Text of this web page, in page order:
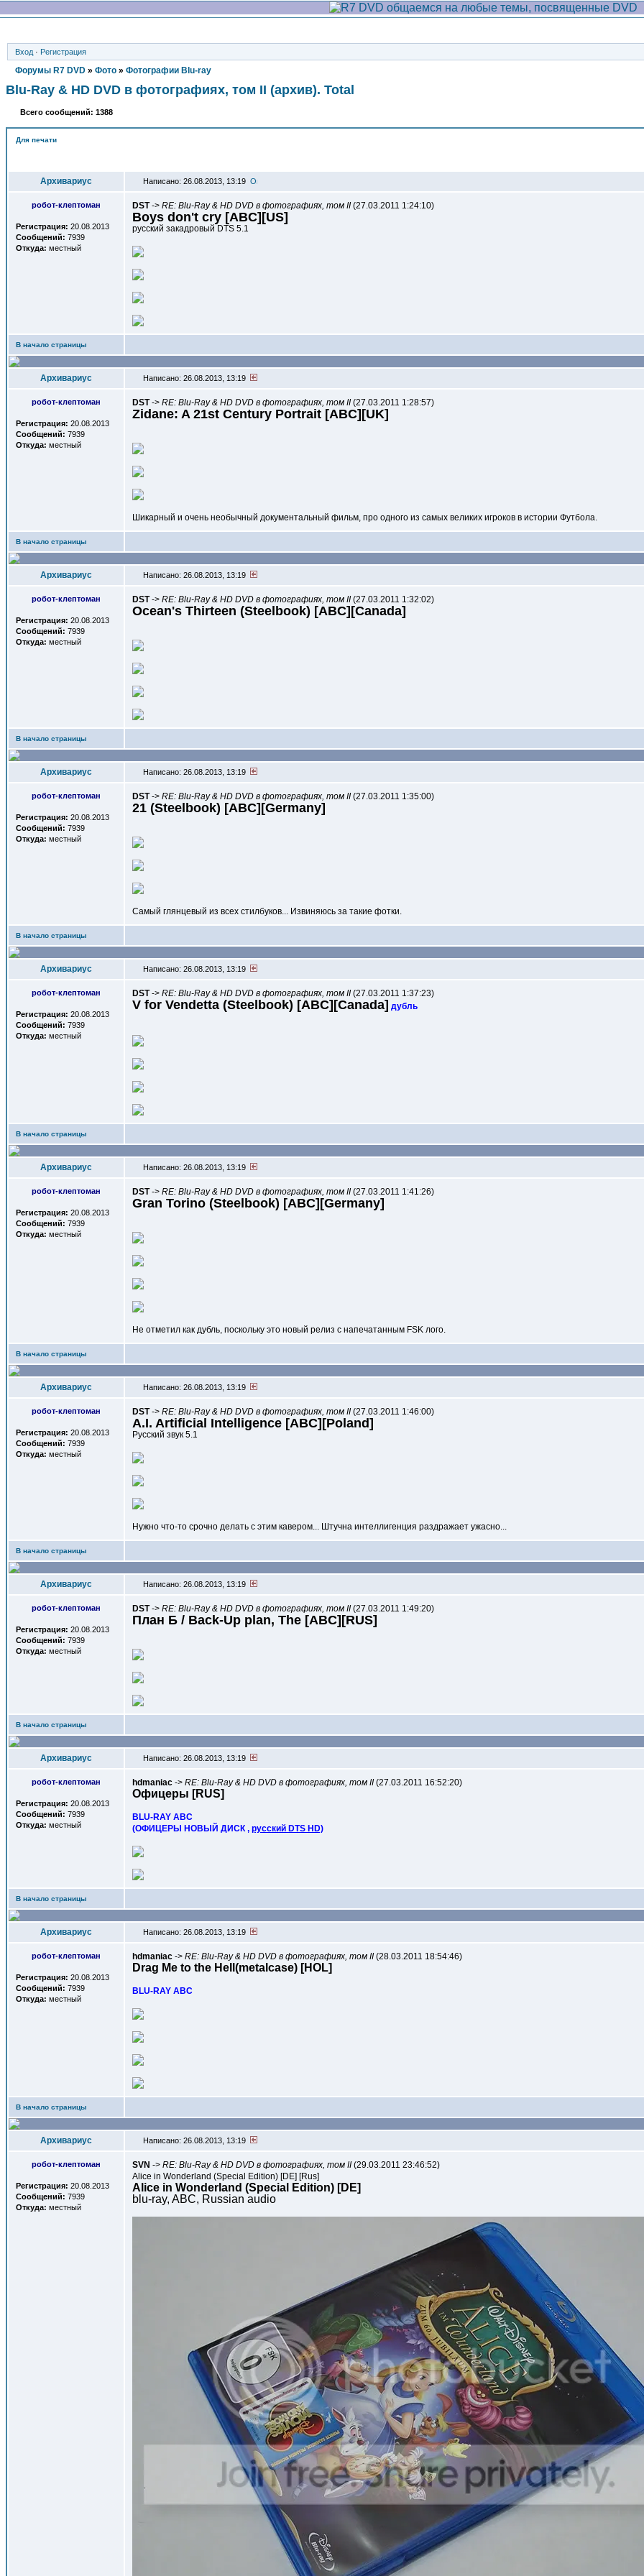
Вход · Регистрация
Форумы R7 DVD » Фото » Фотографии Blu-ray
Blu-Ray & HD DVD в фотографиях, том II (архив). Total
Всего сообщений: 1388
Для печати
Архивариус Написано: 26.08.2013, 13:19
робот-клептоман
Регистрация: 20.08.2013
Сообщений: 7939
Откуда: местный
DST-> RE: Blu-Ray & HD DVD в фотографиях, том II(27.03.2011 1:24:10)
Boys don't cry [ABC][US]
русский закадровый DTS 5.1
В начало страницы
Архивариус Написано: 26.08.2013, 13:19
робот-клептоман
Регистрация: 20.08.2013
Сообщений: 7939
Откуда: местный
DST-> RE: Blu-Ray & HD DVD в фотографиях, том II(27.03.2011 1:28:57)
Zidane: A 21st Century Portrait [ABC][UK]
Шикарный и очень необычный документальный фильм, про одного из самых великих игроков в истории Футбола.
В начало страницы
Архивариус Написано: 26.08.2013, 13:19
робот-клептоман
Регистрация: 20.08.2013
Сообщений: 7939
Откуда: местный
DST-> RE: Blu-Ray & HD DVD в фотографиях, том II(27.03.2011 1:32:02)
Ocean's Thirteen (Steelbook) [ABC][Canada]
В начало страницы
Архивариус Написано: 26.08.2013, 13:19
робот-клептоман
Регистрация: 20.08.2013
Сообщений: 7939
Откуда: местный
DST-> RE: Blu-Ray & HD DVD в фотографиях, том II(27.03.2011 1:35:00)
21 (Steelbook) [ABC][Germany]
Самый глянцевый из всех стилбуков... Извиняюсь за такие фотки.
В начало страницы
Архивариус Написано: 26.08.2013, 13:19
робот-клептоман
Регистрация: 20.08.2013
Сообщений: 7939
Откуда: местный
DST-> RE: Blu-Ray & HD DVD в фотографиях, том II(27.03.2011 1:37:23)
V for Vendetta (Steelbook) [ABC][Canada] дубль
В начало страницы
Архивариус Написано: 26.08.2013, 13:19
робот-клептоман
Регистрация: 20.08.2013
Сообщений: 7939
Откуда: местный
DST-> RE: Blu-Ray & HD DVD в фотографиях, том II(27.03.2011 1:41:26)
Gran Torino (Steelbook) [ABC][Germany]
Не отметил как дубль, поскольку это новый релиз с напечатанным FSK лого.
В начало страницы
Архивариус Написано: 26.08.2013, 13:19
робот-клептоман
Регистрация: 20.08.2013
Сообщений: 7939
Откуда: местный
DST-> RE: Blu-Ray & HD DVD в фотографиях, том II(27.03.2011 1:46:00)
A.I. Artificial Intelligence [ABC][Poland]
Русский звук 5.1
Нужно что-то срочно делать с этим кавером... Штучна интеллигенция раздражает ужасно...
В начало страницы
Архивариус Написано: 26.08.2013, 13:19
робот-клептоман
Регистрация: 20.08.2013
Сообщений: 7939
Откуда: местный
DST-> RE: Blu-Ray & HD DVD в фотографиях, том II(27.03.2011 1:49:20)
План Б / Back-Up plan, The [ABC][RUS]
В начало страницы
Архивариус Написано: 26.08.2013, 13:19
робот-клептоман
Регистрация: 20.08.2013
Сообщений: 7939
Откуда: местный
hdmaniac -> RE: Blu-Ray & HD DVD в фотографиях, том II(27.03.2011 16:52:20)
Офицеры [RUS]
BLU-RAY ABC
(ОФИЦЕРЫ НОВЫЙ ДИСК , русский DTS HD)
В начало страницы
Архивариус Написано: 26.08.2013, 13:19
робот-клептоман
Регистрация: 20.08.2013
Сообщений: 7939
Откуда: местный
hdmaniac -> RE: Blu-Ray & HD DVD в фотографиях, том II(28.03.2011 18:54:46)
Drag Me to the Hell(metalcase) [HOL]
BLU-RAY ABC
В начало страницы
Архивариус Написано: 26.08.2013, 13:19
робот-клептоман
Регистрация: 20.08.2013
Сообщений: 7939
Откуда: местный
SVN -> RE: Blu-Ray & HD DVD в фотографиях, том II(29.03.2011 23:46:52)
Alice in Wonderland (Special Edition) [DE] [Rus]
Alice in Wonderland (Special Edition) [DE]
blu-ray, AВC, Russian audio